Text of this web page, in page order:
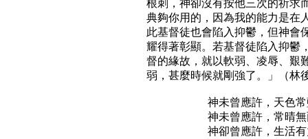
根刺，神卻沒有按他三次的祈求
典夠你用的，因為我的能力是在
此基督徒也會陷入抑鬱，但神會
耀得著彰顯。若基督徒陷入抑鬱
督的緣故，就以軟弱、凌辱、艱
弱，甚麼時候就剛強了。」（林
神未曾應許，天色
神未曾應許，常晴
神卻曾應許，生活